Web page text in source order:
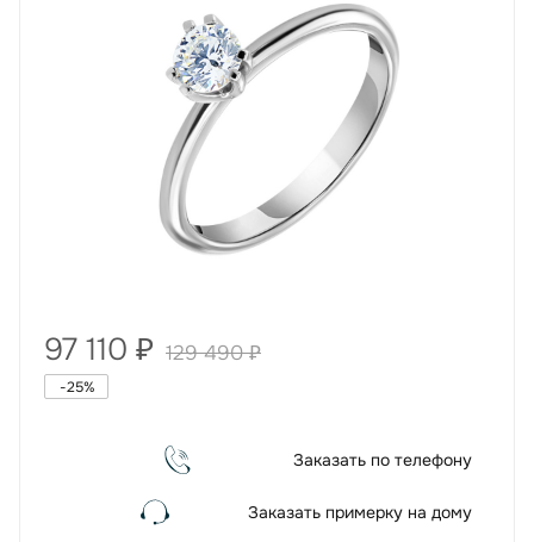
97 110 ₽ 129 490₽
-25%
Заказать по телефону
Заказать примерку на дому